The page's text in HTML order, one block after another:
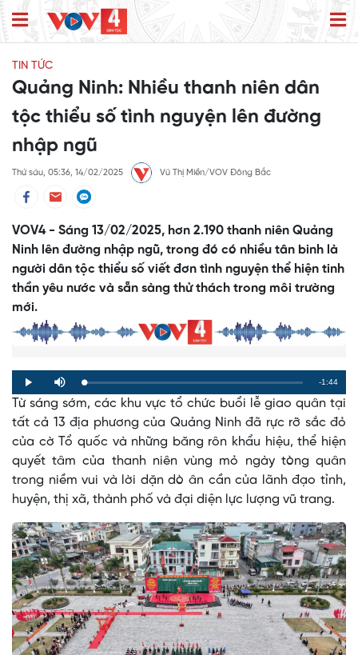
TIN TỨC
Quảng Ninh: Nhiều thanh niên dân
tộc thiểu số tình nguyện lên đường
nhập ngũ
Thứ sáu, 05:36, 14/02/2025 Vũ Thị Miền/VOV Đông Bắc
VOV4 - Sáng 13/02/2025, hơn 2.190 thanh niên Quảng
Ninh lên đường nhập ngũ, trong đó có nhiều tân binh là
người dân tộc thiểu số viết đơn tình nguyện thể hiện tinh
thần yêu nước và sẵn sàng thử thách trong môi trường
mới.
Play Mute Loaded:
0%
Progress:
0%
Remaining
Time
-1:44
Từ sáng sớm, các khu vực tổ chức buổi lễ giao quân tại
tất cả 13 địa phương của Quảng Ninh đã rực rỡ sắc đỏ
của cờ Tổ quốc và những băng rôn khẩu hiệu, thể hiện
quyết tâm của thanh niên vùng mỏ ngày tòng quân
trong niềm vui và lời dặn dò ân cần của lãnh đạo tỉnh,
huyện, thị xã, thành phố và đại diện lực lượng vũ trang.